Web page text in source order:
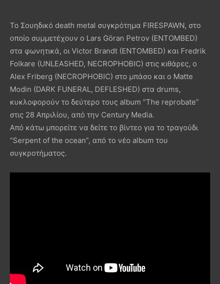
Το Σουηδικό death metal συγκρότημα FIRESPAWN, στο
οποίο συμμετέχουν ο Lars Göran Petrov (ENTOMBED)
στα φωνητικά, οι Victor Brandt (ENTOMBED) και Fredrik
Folkare (UNLEASHED, NECROPHOBIC) στις κιθάρες, ο
Alex Friberg (NECROPHOBIC) στο μπάσο και ο Matte
Modin (DARK FUNERAL, DEFLESHED) στα drums,
κυκλοφορούν το δεύτερο τους album “The reprobate”
στις 28 Απριλίου, από την Century Media.
Από κάτω μπορείτε να δείτε το βίντεο για το τραγούδι
“Serpent of the ocean”, από το νέο album του
συγκροτήματος.